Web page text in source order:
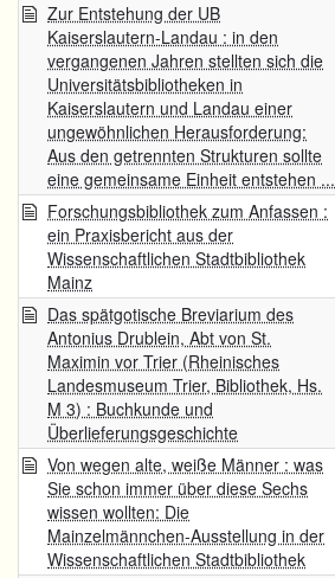
Zur Entstehung der UB
Kaiserslautern-Landau : in den
vergangenen Jahren stellten sich die
Universitätsbibliotheken in
Kaiserslautern und Landau einer
ungewöhnlichen Herausforderung:
Aus den getrennten Strukturen sollte
eine gemeinsame Einheit entstehen ...
Forschungsbibliothek zum Anfassen :
ein Praxisbericht aus der
Wissenschaftlichen Stadtbibliothek
Mainz
Das spätgotische Breviarium des
Antonius Drublein, Abt von St.
Maximin vor Trier (Rheinisches
Landesmuseum Trier, Bibliothek, Hs.
M 3) : Buchkunde und
Überlieferungsgeschichte
Von wegen alte, weiße Männer : was
Sie schon immer über diese Sechs
wissen wollten: Die
Mainzelmännchen-Ausstellung in der
Wissenschaftlichen Stadtbibliothek